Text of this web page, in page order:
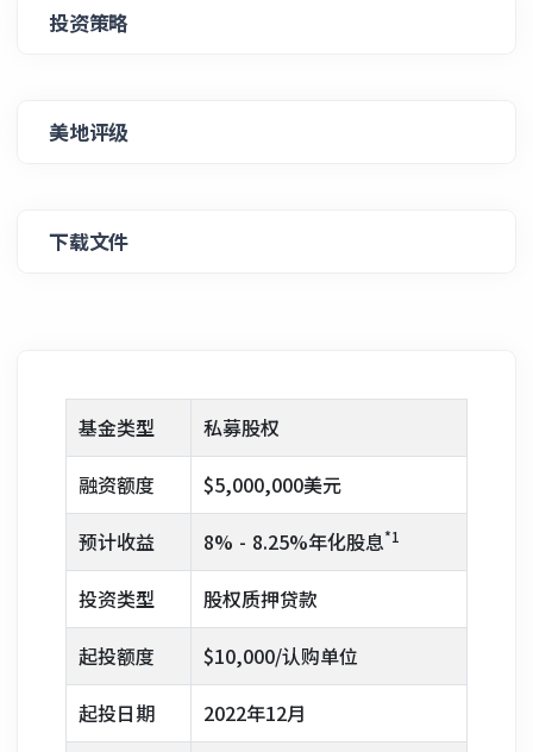
投资策略
美地评级
下载文件
基金类型
私募股权
融资额度
$5,000,000美元
预计收益
8% - 8.25%年化股息*1
投资类型
股权质押贷款
起投额度
$10,000/认购单位
起投日期
2022年12月